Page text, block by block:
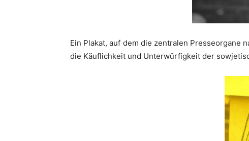
Ein Plakat, auf dem die zentralen Presseorgane
die Käuflichkeit und Unterwürfigkeit der